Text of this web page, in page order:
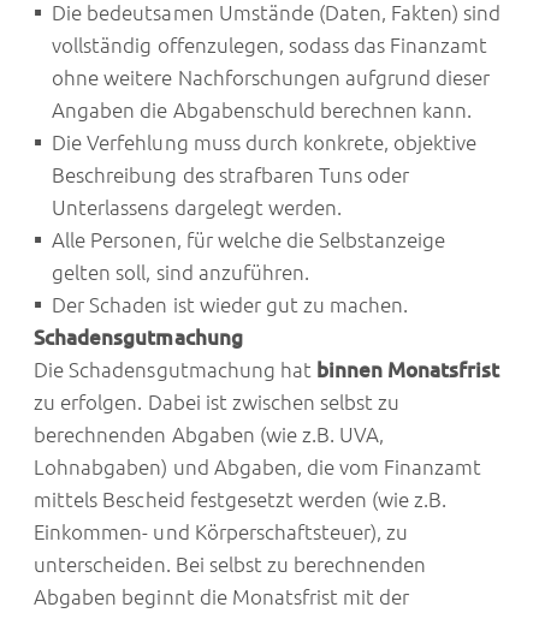
Die bedeutsamen Umstände (Daten, Fakten) sind
vollständig offenzulegen, sodass das Finanzamt
ohne weitere Nachforschungen aufgrund dieser
Angaben die Abgabenschuld berechnen kann.
Die Verfehlung muss durch konkrete, objektive
Beschreibung des strafbaren Tuns oder
Unterlassens dargelegt werden.
Alle Personen, für welche die Selbstanzeige
gelten soll, sind anzuführen.
Der Schaden ist wieder gut zu machen.
Schadensgutmachung
Die Schadensgutmachung hat binnen Monatsfrist
zu erfolgen. Dabei ist zwischen selbst zu
berechnenden Abgaben (wie z.B. UVA,
Lohnabgaben) und Abgaben, die vom Finanzamt
mittels Bescheid festgesetzt werden (wie z.B.
Einkommen- und Körperschaftsteuer), zu
unterscheiden. Bei selbst zu berechnenden
Abgaben beginnt die Monatsfrist mit der